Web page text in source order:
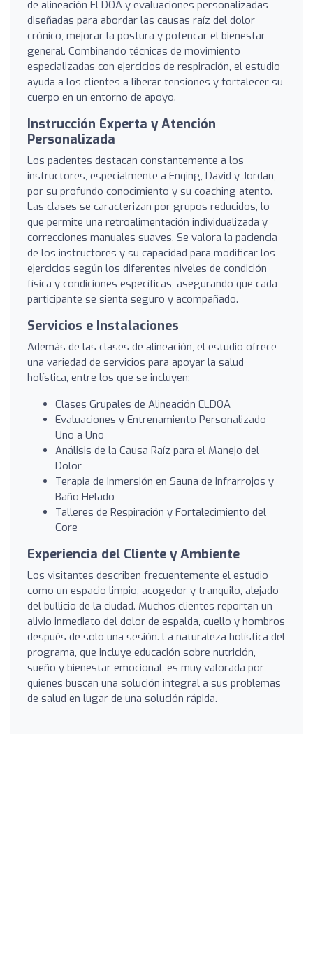
de alineación ELDOA y evaluaciones personalizadas
diseñadas para abordar las causas raíz del dolor
crónico, mejorar la postura y potencar el bienestar
general. Combinando técnicas de movimiento
especializadas con ejercicios de respiración, el estudio
ayuda a los clientes a liberar tensiones y fortalecer su
cuerpo en un entorno de apoyo.
Instrucción Experta y Atención
Personalizada
Los pacientes destacan constantemente a los
instructores, especialmente a Enqing, David y Jordan,
por su profundo conocimiento y su coaching atento.
Las clases se caracterizan por grupos reducidos, lo
que permite una retroalimentación individualizada y
correcciones manuales suaves. Se valora la paciencia
de los instructores y su capacidad para modificar los
ejercicios según los diferentes niveles de condición
física y condiciones específicas, asegurando que cada
participante se sienta seguro y acompañado.
Servicios e Instalaciones
Además de las clases de alineación, el estudio ofrece
una variedad de servicios para apoyar la salud
holística, entre los que se incluyen:
Clases Grupales de Alineación ELDOA
Evaluaciones y Entrenamiento Personalizado
Uno a Uno
Análisis de la Causa Raíz para el Manejo del
Dolor
Terapia de Inmersión en Sauna de Infrarrojos y
Baño Helado
Talleres de Respiración y Fortalecimiento del
Core
Experiencia del Cliente y Ambiente
Los visitantes describen frecuentemente el estudio
como un espacio limpio, acogedor y tranquilo, alejado
del bullicio de la ciudad. Muchos clientes reportan un
alivio inmediato del dolor de espalda, cuello y hombros
después de solo una sesión. La naturaleza holística del
programa, que incluye educación sobre nutrición,
sueño y bienestar emocional, es muy valorada por
quienes buscan una solución integral a sus problemas
de salud en lugar de una solución rápida.